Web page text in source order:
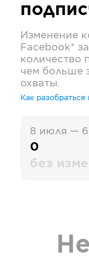
Изменение
Facebook*
количество
чем больше
охваты.
Как
8 июля — 6
0
без